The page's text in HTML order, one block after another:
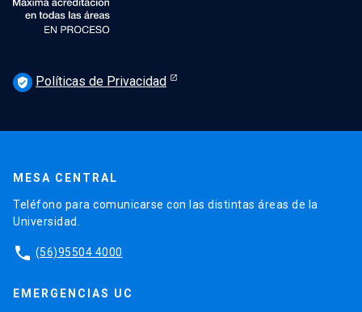
verified_user Políticas de Privacidad
MESA CENTRAL
Teléfono para comunicarse con las distintas áreas de la
Universidad.
phone (56)95504 4000
EMERGENCIAS UC